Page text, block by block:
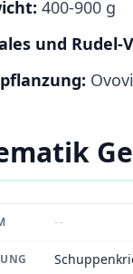
400-900 g
und Rudel-
--